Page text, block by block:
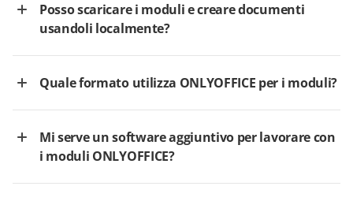
Posso scaricare i moduli e creare documenti
usandoli localmente?
Quale formato utilizza ONLYOFFICE per i moduli?
Mi serve un software aggiuntivo per lavorare con
i moduli ONLYOFFICE?